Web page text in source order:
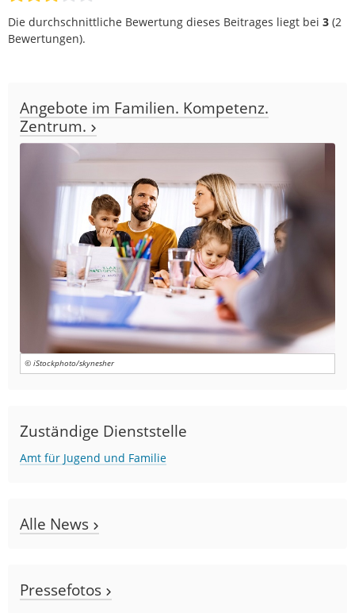
Die durchschnittliche Bewertung dieses Beitrages liegt bei 3 (2
Bewertungen).
Angebote im Familien. Kompetenz.
Zentrum.
© iStockphoto/skynesher
Zuständige Dienststelle
Amt für Jugend und Familie
Alle News
Pressefotos